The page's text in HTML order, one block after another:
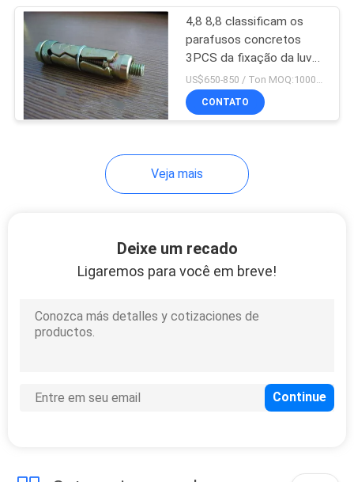
Parafusos de
âncora da fundação
Rod rosqueado
do auto
4,8 8,8 classificam os
parafusos concretos
3PCS da fixação da luva
da expansão com cor
amarela
US$650-850 / Ton MOQ:1000pcs
CONTATO
Veja mais
Deixe um recado
Ligaremos para você em breve!